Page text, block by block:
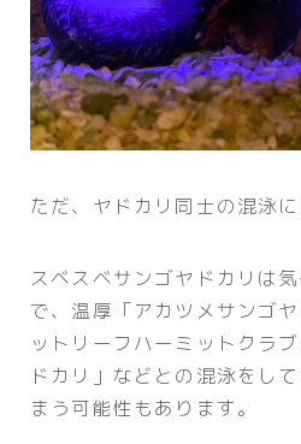
ただ、ヤドカリ同士の混泳に
スベスベサンゴヤドカリは
で、温厚「アカツメサンゴ
ットリーフハーミットクラ
ドカリ」などとの混泳をし
まう可能性もあります。